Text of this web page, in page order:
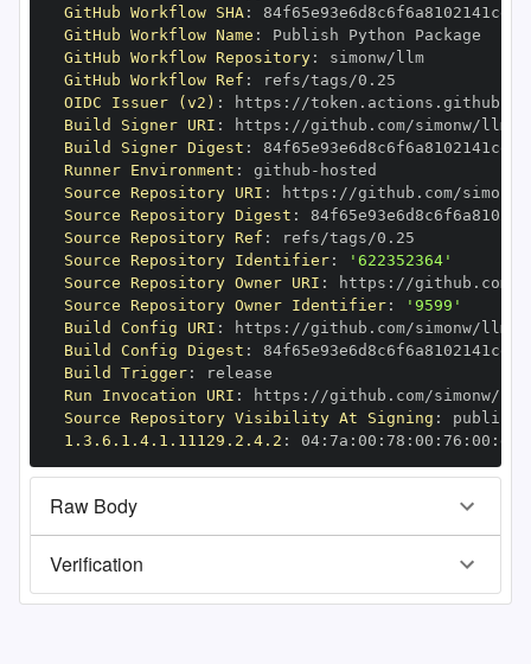
GitHub Workflow SHA:
GitHub Workflow Name :
GitHub Workflow Repository:
simonw/llm
GitHub Workflow Ref :
OIDC Issuer (v2) : https :
Build Signer URI : https :
Build Signer Digest :
Runner Environment : github -
Source Repository URI : https :
Source Repository Digest :
Source Repository Ref :
Source Repository Identifier:
'622352364'
Source Repository Owner URI : https :
Source Repository Owner Identifier:
'9599'
Build Config URI : https :
Build Config Digest :
Build Trigger:
Run Invocation URI : https :
Source Repository Visibility At Signing :
1.3.6.1.4.1.11129.2.4.2 : 04: 7a : 00 : 78 : 00 : 76 : 00 : dd
Raw Body
Verification